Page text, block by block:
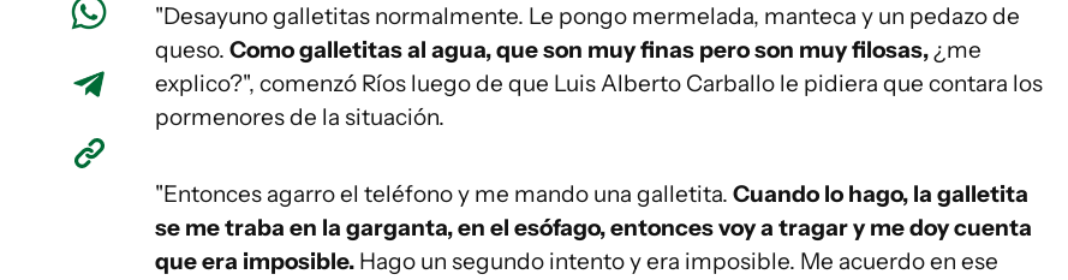
"Desayuno galletitas normalmente. Le pongo mermelada, manteca y un pedazo de
queso. Como galletitas al agua, que son muy finas pero son muy filosas,¿me
explico?", comenzó Ríos luego de que Luis Alberto Carballo le pidiera que contara los
pormenores de la situación.
"Entonces agarro el teléfono y me mando una galletita. Cuando lo hago, la galletita
se me traba en la garganta, en el esófago, entonces voy a tragar y me doy cuenta
que era imposible. Hago un segundo intento y era imposible. Me acuerdo en ese